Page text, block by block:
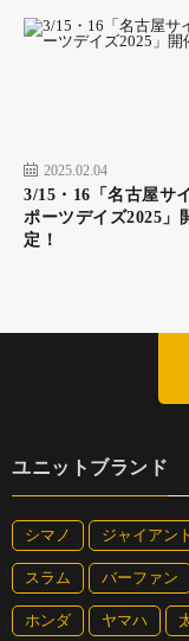
2025.02.04
3/15・16「名古屋サ
ポーツデイズ2025」
定！
ユニットブランド
シマノ ジャイアント
スラム バーファン
ホンダ ヤマハ